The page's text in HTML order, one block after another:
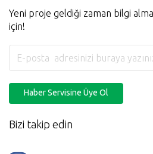
Yeni proje geldiği zaman bilgi
için!
Haber Servisine Üye Ol
Bizi takip edin